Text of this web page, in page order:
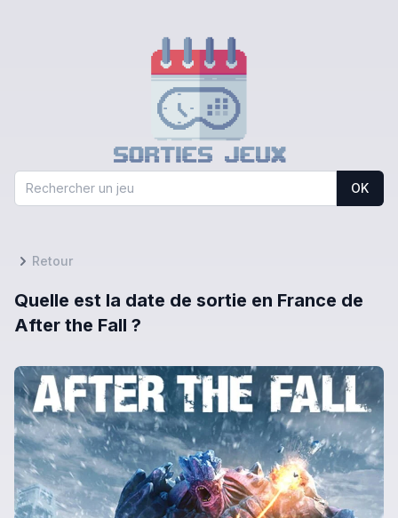
OK
Retour
Quelle est la date de sortie en France de
After the Fall ?